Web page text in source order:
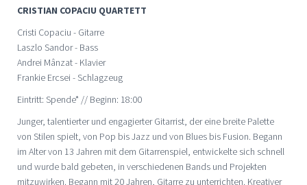
CRISTIAN COPACIU QUARTETT
Cristi Copaciu - Gitarre
Laszlo Sandor - Bass
Andrei Mânzat - Klavier
Frankie Ercsei - Schlagzeug
Eintritt: Spende* // Beginn: 18:00
Junger, talentierter und engagierter Gitarrist, der eine breite Palette
von Stilen spielt, von Pop bis Jazz und von Blues bis Fusion. Begann
im Alter von 13 Jahren mit dem Gitarrenspiel, entwickelte sich schnell
und wurde bald gebeten, in verschiedenen Bands und Projekten
mitzuwirken. Begann mit 20 Jahren, Gitarre zu unterrichten. Kreativer